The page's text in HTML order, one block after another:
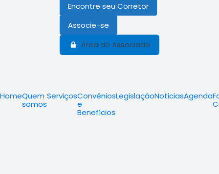
Encontre seu Corretor
Associe-se
Área do Associado
HomeQuem
somos
ServiçosConvênios
e
Benefícios
LegislaçãoNoticiasAgenda